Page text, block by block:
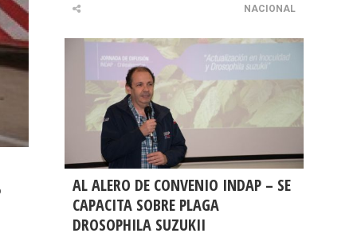
NACIONAL
AL ALERO DE CONVENIO INDAP – SE
CAPACITA SOBRE PLAGA
DROSOPHILA SUZUKII